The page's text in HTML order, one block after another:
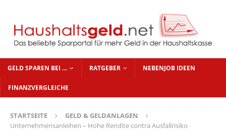
GELD SPAREN BEI … RATGEBER NEBENJOB IDEEN
FINANZVERGLEICHE
STARTSEITE
GELD & GELDANLAGEN
Unternehmensanleihen – Hohe Rendite contra Ausfallrisiko